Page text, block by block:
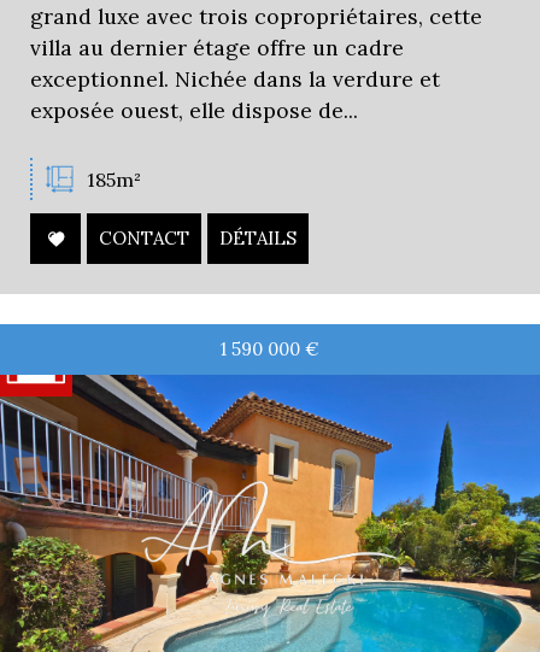
grand luxe avec trois copropriétaires, cette
villa au dernier étage offre un cadre
exceptionnel. Nichée dans la verdure et
exposée ouest, elle dispose de...
185m²
CONTACT DÉTAILS
1 590 000 €